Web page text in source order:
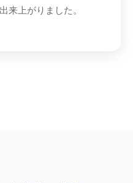
来上がりました。